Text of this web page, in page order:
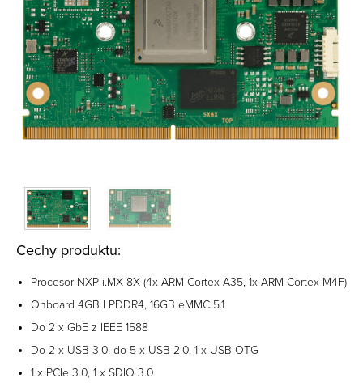
Cechy produktu:
Procesor NXP i.MX 8X (4x ARM Cortex-A35, 1x ARM Cortex-M4F)
Onboard 4GB LPDDR4, 16GB eMMC 5.1
Do 2 x GbE z IEEE 1588
Do 2 x USB 3.0, do 5 x USB 2.0, 1 x USB OTG
1 x PCIe 3.0, 1 x SDIO 3.0